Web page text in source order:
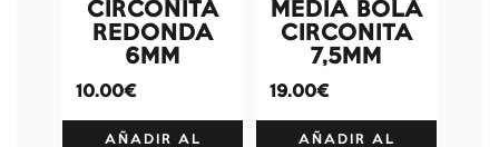
CIRCONITA
REDONDA
6MM
10.00€
AÑADIR AL
MEDIA BOLA
CIRCONITA
7,5MM
19.00€
AÑADIR AL